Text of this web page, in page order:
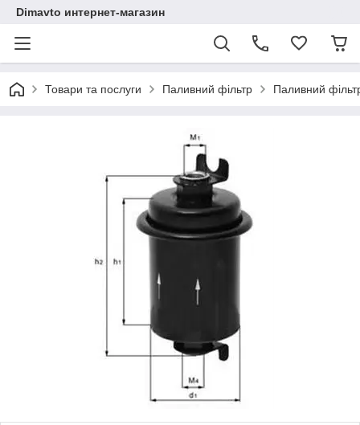
Dimavto интернет-магазин
Товари та послуги Паливний фільтр Паливний